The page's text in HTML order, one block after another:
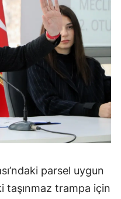
parsel uygun
taşınmaz trampa için